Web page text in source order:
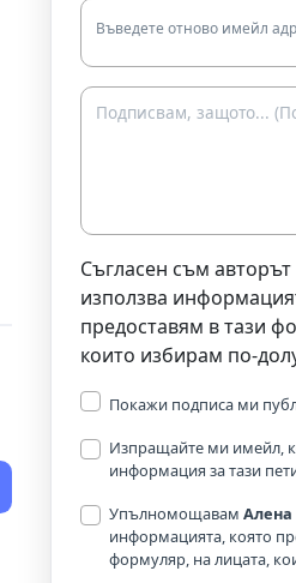
Въведете отново имейл
Съгласен съм
използва
предоставям в тази
които избирам по-
Покажи подписа ми
Изпращайте ми имейл,
информация за тази
Упълномощавам
информацията, която
формуляр, на лицата,